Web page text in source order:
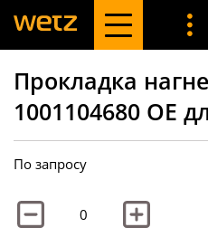
Прокладка
1001104680 OE
По запросу